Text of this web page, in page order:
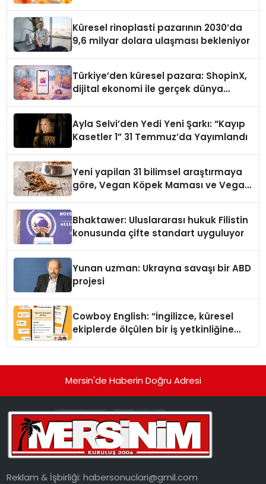
Küresel rinoplasti pazarının 2030’da
9,6 milyar dolara ulaşması bekleniyor
Türkiye’den küresel pazara: ShopinX,
dijital ekonomi ile gerçek dünya
Ayla Selvi’den Yedi Yeni Şarkı: “Kayıp
Kasetler 1” 31 Temmuz’da Yayımlandı
Yeni yapilan 31 bilimsel araştırmaya
göre, Vegan Köpek Maması ve Vegan
Bhaktawer: Uluslararası hukuk Filistin
konusunda çifte standart uyguluyor
Yunan uzman: Ukrayna savaşı bir ABD
projesi
Cowboy English: “İngilizce, küresel
ekiplerde ölçülen bir iş yetkinliğine
Mersin'de Haberin Doğru Adresi
Reklam & İşbirliği:habersonuclari@gmil.com